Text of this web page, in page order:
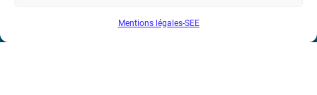
Mentions légales-SEE